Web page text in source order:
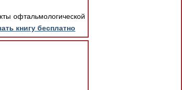
офтальмологической
книгу бесплатно